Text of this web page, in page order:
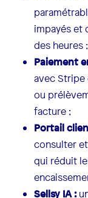
impayés et
des heures ;
Paiement
avec Stripe
ou
facture ;
Portail
consulter
qui réduit
Sellsy IA :